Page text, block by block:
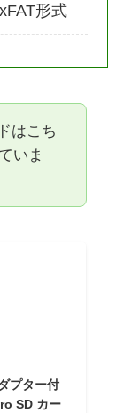
形式
はこち
いま
プター付
SD カー